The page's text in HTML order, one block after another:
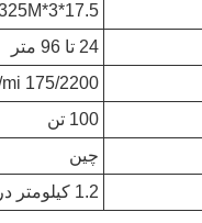
17.5*3*325M
24 تا 96 متر
175/2200 KW/r/mi
100 تن
چین
1.2 کیلومتر در ساعت